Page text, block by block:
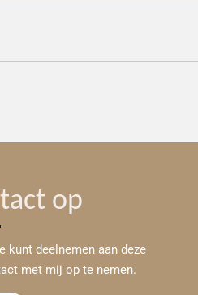
op
kunt deelnemen aan deze
met mij op te nemen.